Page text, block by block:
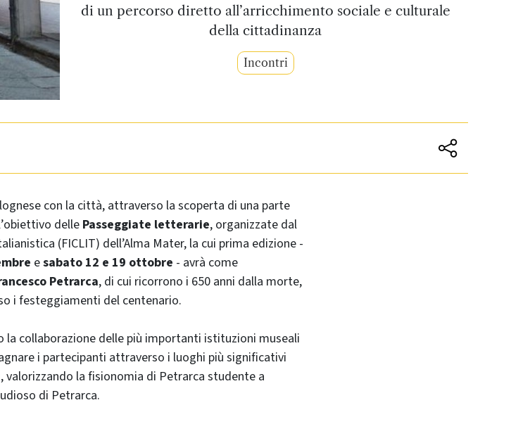
di un percorso diretto all’arricchimento sociale e culturale
della cittadinanza
Incontri
con la città, attraverso la scoperta di una parte
dellePasseggiate letterarie, organizzate dal
(FICLIT) dell’Alma Mater, la cui prima edizione -
esabato 12 e 19 ottobre - avrà come
Petrarca, di cui ricorrono i 650 anni dalla morte,
i festeggiamenti del centenario.
la collaborazione delle più importanti istituzioni museali
i partecipanti attraverso i luoghi più significativi
la fisionomia di Petrarca studente a
di Petrarca.